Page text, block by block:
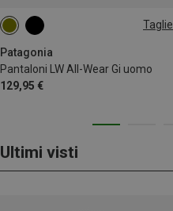
Taglie
Patagonia
Pantaloni LW All-Wear Gi uomo
129,95 €
M
Ultimi visti